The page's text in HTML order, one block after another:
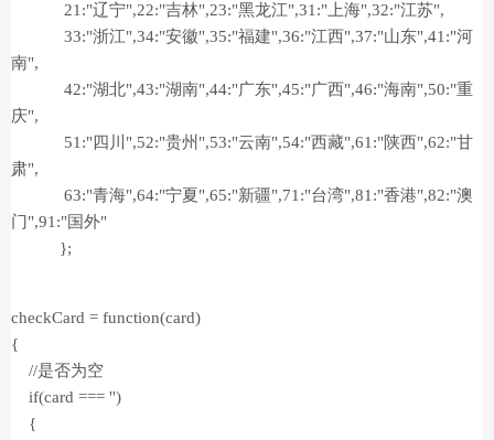
21:"辽宁",22:"吉林",23:"黑龙江",31:"上海",32:"江苏",
33:"浙江",34:"安徽",35:"福建",36:"江西",37:"山东",41:"河
南",
42:"湖北",43:"湖南",44:"广东",45:"广西",46:"海南",50:"重
庆",
51:"四川",52:"贵州",53:"云南",54:"西藏",61:"陕西",62:"甘
肃",
63:"青海",64:"宁夏",65:"新疆",71:"台湾",81:"香港",82:"澳
门",91:"国外"
};
checkCard = function(card)
{
//是否为空
if(card === '')
{